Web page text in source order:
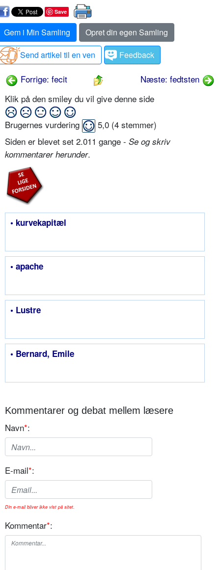
Save
Gem i Min Samling
Opret din egen Samling
Send artikel til en ven
Feedback
Forrige: fecit
Næste: fedtsten
Klik på den smiley du vil give denne side
Brugernes vurdering 5,0 (4 stemmer)
Siden er blevet set 2.011 gange - Se og skriv
kommentarer herunder.
• kurvekapitæl
• apache
• Lustre
• Bernard, Emile
Kommentarer og debat mellem læsere
Navn*:
E-mail*:
Din e-mail bliver ikke vist på sitet.
Kommentar*: